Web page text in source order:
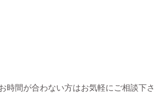
時間が合わない方はお気軽にご相談下さ